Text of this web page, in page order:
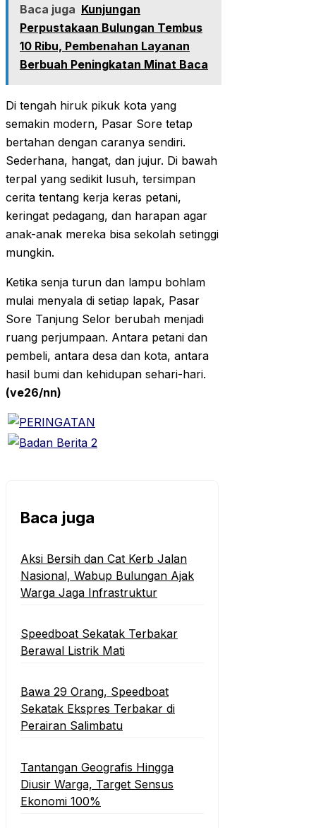
Baca juga Kunjungan
Perpustakaan Bulungan Tembus
10 Ribu, Pembenahan Layanan
Berbuah Peningkatan Minat Baca
Di tengah hiruk pikuk kota yang
semakin modern, Pasar Sore tetap
bertahan dengan caranya sendiri.
Sederhana, hangat, dan jujur. Di bawah
terpal yang sedikit lusuh, tersimpan
cerita tentang kerja keras petani,
keringat pedagang, dan harapan agar
anak-anak mereka bisa sekolah setinggi
mungkin.
Ketika senja turun dan lampu bohlam
mulai menyala di setiap lapak, Pasar
Sore Tanjung Selor berubah menjadi
ruang perjumpaan. Antara petani dan
pembeli, antara desa dan kota, antara
hasil bumi dan kehidupan sehari-hari.
(ve26/nn)
Baca juga
‎Aksi Bersih dan Cat Kerb Jalan
Nasional, Wabup Bulungan Ajak
Warga Jaga Infrastruktur
Speedboat Sekatak Terbakar
Berawal Listrik Mati
Bawa 29 Orang, Speedboat
Sekatak Ekspres Terbakar di
Perairan Salimbatu
Tantangan Geografis Hingga
Diusir Warga, Target Sensus
Ekonomi 100%‎